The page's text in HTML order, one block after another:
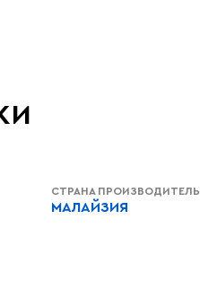
СТРАНА ПРОИЗВОДИТЕЛЬ
МАЛАЙЗИЯ